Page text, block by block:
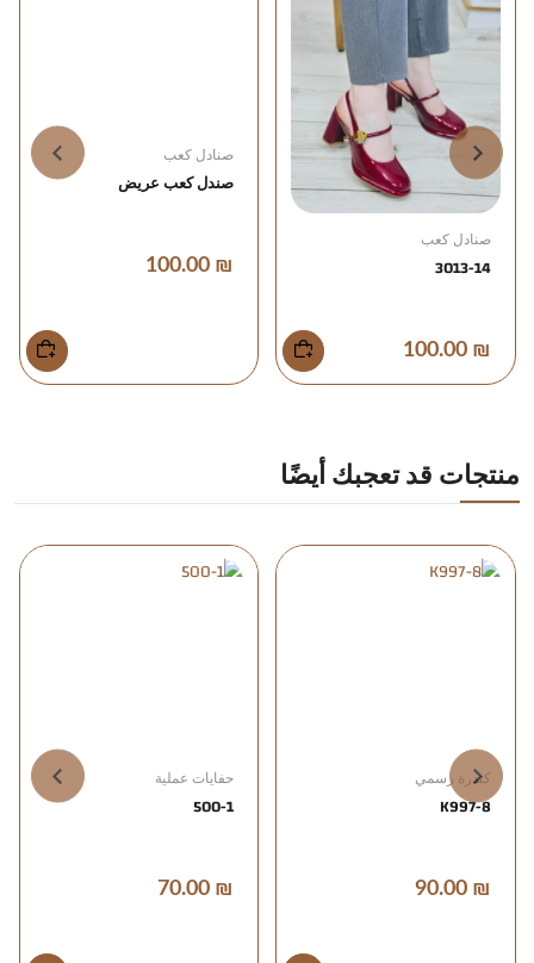
صنادل كعب
صندل كعب عريض
صنادل كعب
صندل كعب عالي
منتجات قد تعجبك أيضًا
كندرة
800-A